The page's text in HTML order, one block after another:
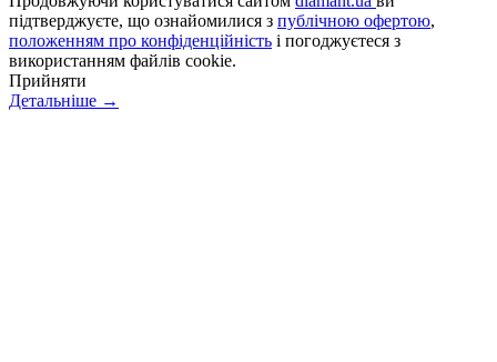
підтверджуєте, що ознайомилися з публічною офертою,
положенням про конфіденційність і погоджуєтеся з
використанням файлів cookie.
Прийняти
Детальніше →